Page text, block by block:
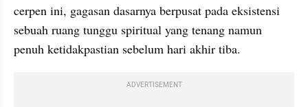
cerpen ini, gagasan dasarnya berpusat pada eksistensi
sebuah ruang tunggu spiritual yang tenang namun
penuh ketidakpastian sebelum hari akhir tiba.
ADVERTISEMENT